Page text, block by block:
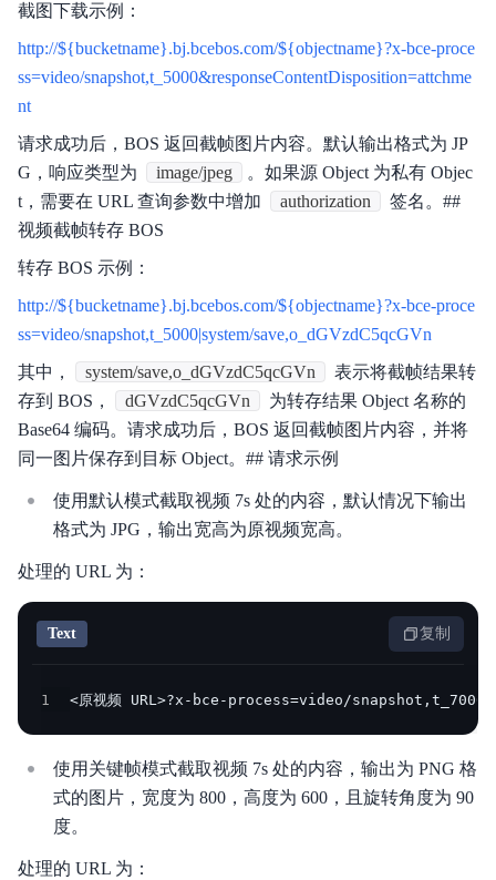
截图下载示例：
http://${bucketname}.bj.bcebos.com/${objectname}?x-bce-proce
ss=video/snapshot,t_5000&responseContentDisposition=attchme
nt
请求成功后，BOS 返回截帧图片内容。默认输出格式为 JP
G，响应类型为
image/jpeg
。如果源 Object 为私有 Objec
t，需要在 URL 查询参数中增加
authorization
签名。##
视频截帧转存 BOS
转存 BOS 示例：
http://${bucketname}.bj.bcebos.com/${objectname}?x-bce-proce
ss=video/snapshot,t_5000|system/save,o_dGVzdC5qcGVn
其中，
system/save,o_dGVzdC5qcGVn
表示将截帧结果转
存到 BOS，
dGVzdC5qcGVn
为转存结果 Object 名称的
Base64 编码。请求成功后，BOS 返回截帧图片内容，并将
同一图片保存到目标 Object。## 请求示例
使用默认模式截取视频 7s 处的内容，默认情况下输出
格式为 JPG，输出宽高为原视频宽高。
处理的 URL 为：
Text 复制
1 <原视频 URL>?x-bce-process=video/snapshot,t_7000
使用关键帧模式截取视频 7s 处的内容，输出为 PNG 格
式的图片，宽度为 800，高度为 600，且旋转角度为 90
度。
处理的 URL 为：